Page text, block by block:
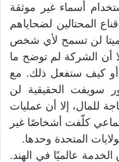
أسماء غير موثقة
المحتالين لضحاياهم
لن تسمح لأي شخص
أن الشركة لم توضح ما
أو كيف ستفعل ذلك. مع
سويفت الحقيقية لن
للمال، إلا أن عمليات
كلّفت أشخاصًا غير
المتحدة وحدها.
عالميًا في الهند.